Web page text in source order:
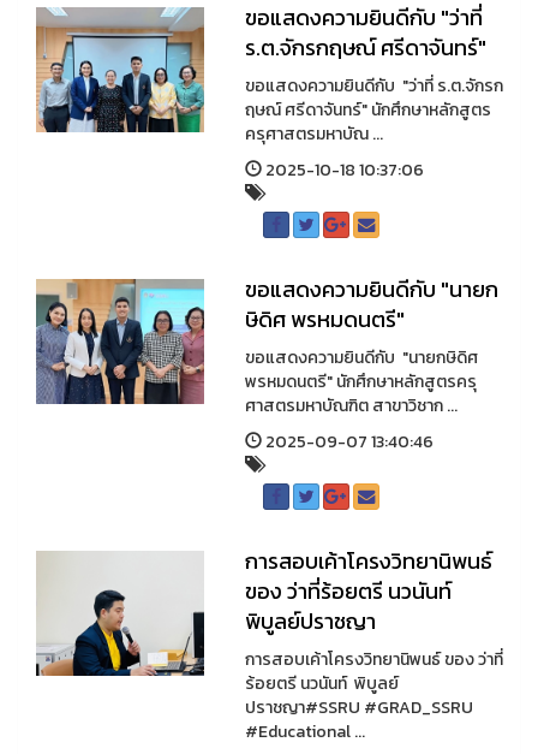
ขอแสดงความยินดีกับ "ว่าที่
ร.ต.จักรกฤษณ์ ศรีดาจันทร์"
ขอแสดงความยินดีกับ "ว่าที่ ร.ต.จักรก
ฤษณ์ ศรีดาจันทร์" นักศึกษาหลักสูตร
ครุศาสตรมหาบัณ ...
2025-10-18 10:37:06
ขอแสดงความยินดีกับ "นายก
ษิดิศ พรหมดนตรี"
ขอแสดงความยินดีกับ "นายกษิดิศ
พรหมดนตรี" นักศึกษาหลักสูตรครุ
ศาสตรมหาบัณฑิต สาขาวิชาก ...
2025-09-07 13:40:46
การสอบเค้าโครงวิทยานิพนธ์
ของ ว่าที่ร้อยตรี นวนันท์
พิบูลย์ปราชญา
การสอบเค้าโครงวิทยานิพนธ์ ของ ว่าที่
ร้อยตรี นวนันท์ พิบูลย์
ปราชญา#SSRU #GRAD_SSRU
#Educational ...